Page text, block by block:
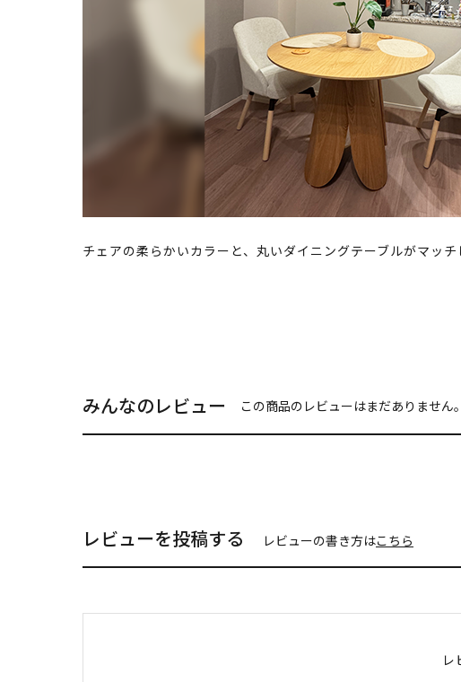
チェアの柔らかいカラーと、丸いダイニングテーブルがマッチ
みんなのレビュー この商品のレビューはまだありません。
レビューを投稿する レビューの書き方はこちら